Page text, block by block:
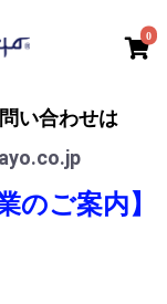
0
い合わせは
のご案内】